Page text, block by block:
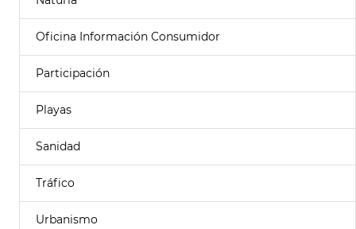
Oficina Información Consumidor
Participación
Playas
Sanidad
Tráfico
Urbanismo